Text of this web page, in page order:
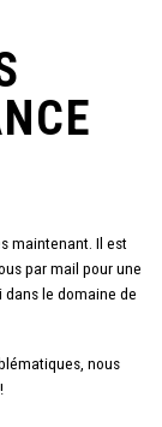
maintenant. Il est
par mail pour une
le domaine de
nous